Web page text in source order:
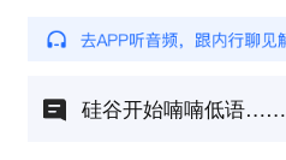
硅谷开始喃喃低语……